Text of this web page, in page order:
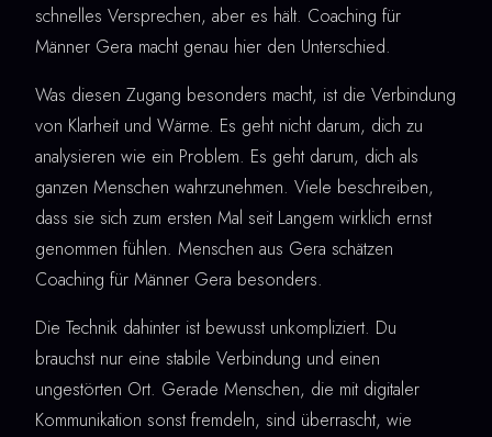
schnelles Versprechen, aber es hält. Coaching für
Männer Gera macht genau hier den Unterschied.
Was diesen Zugang besonders macht, ist die Verbindung
von Klarheit und Wärme. Es geht nicht darum, dich zu
analysieren wie ein Problem. Es geht darum, dich als
ganzen Menschen wahrzunehmen. Viele beschreiben,
dass sie sich zum ersten Mal seit Langem wirklich ernst
genommen fühlen. Menschen aus Gera schätzen
Coaching für Männer Gera besonders.
Die Technik dahinter ist bewusst unkompliziert. Du
brauchst nur eine stabile Verbindung und einen
ungestörten Ort. Gerade Menschen, die mit digitaler
Kommunikation sonst fremdeln, sind überrascht, wie